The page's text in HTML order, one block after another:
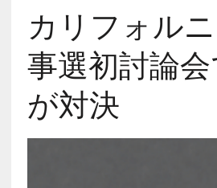
カリフォル
事選初討論
が対決